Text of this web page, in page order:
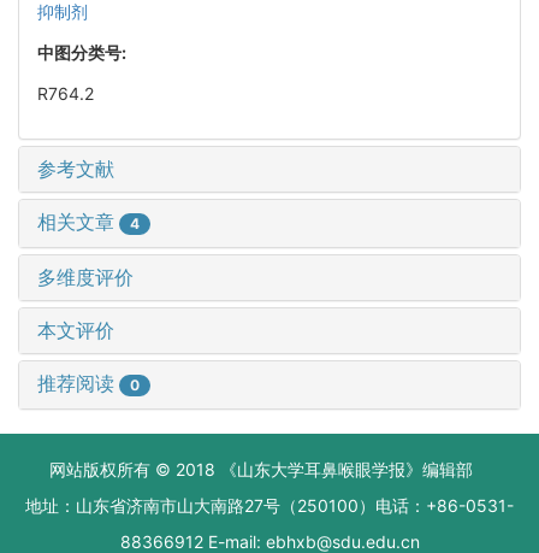
抑制剂
中图分类号:
R764.2
参考文献
相关文章 4
多维度评价
本文评价
推荐阅读 0
网站版权所有 © 2018 《山东大学耳鼻喉眼学报》编辑部
地址：山东省济南市山大南路27号（250100）电话：+86-0531-
88366912 E-mail: ebhxb@sdu.edu.cn